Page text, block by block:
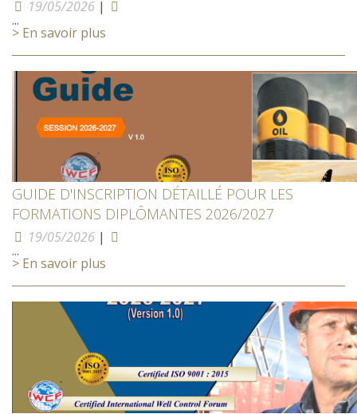
19/05/2026 |
...
> En savoir plus
GUIDE D'INSCRIPTION DÉTAILLÉ POUR LES
FORMATIONS DIPLÔMANTES 2026/2027
19/05/2026 |
...
> En savoir plus